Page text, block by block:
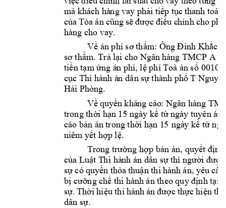
mà khách hàng vay phải tiếp tục thanh toán
của Tòa án cũng sẽ được điều chỉnh cho ph
hàng cho vay.
Về án phí sơ thẩm: Ông Đinh Khắc
sơ thẩm. Trả lại cho Ngân hàng TMCP A
tiền tạm ứng án phí, lệ phí Toà án số
cục Thi hành án dân sự thành phố T Nguyê
Hải Phòng.
Về quyền kháng cáo: Ngân hàng
trong thời hạn 15 ngày kể từ ngày tuyên á
cáo bản án trong thời hạn 15 ngày kể từ
niêm yết hợp lệ.
Trong trường hợp bản án, quyết
của Luật Thi hành án dân sự thì người
sự có quyền thỏa thuận thi hành án, yêu
bị cưỡng chế thi hành án theo quy định tại
sự. Thời hiệu thi hành án được thực hiện
dân sự.